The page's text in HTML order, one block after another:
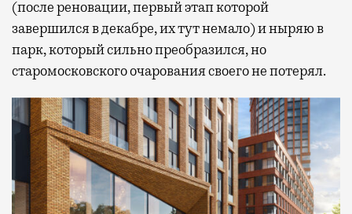
(после реновации, первый этап которой
завершился в декабре, их тут немало) и ныряю в
парк, который сильно преобразился, но
старомосковского очарования своего не потерял.